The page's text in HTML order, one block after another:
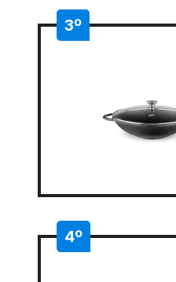
3º
4º